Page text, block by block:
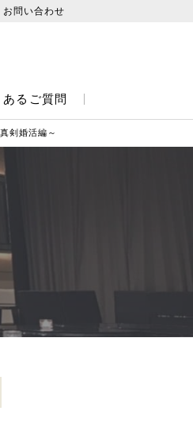
お問い合わせ
あるご質問
剣婚活編～